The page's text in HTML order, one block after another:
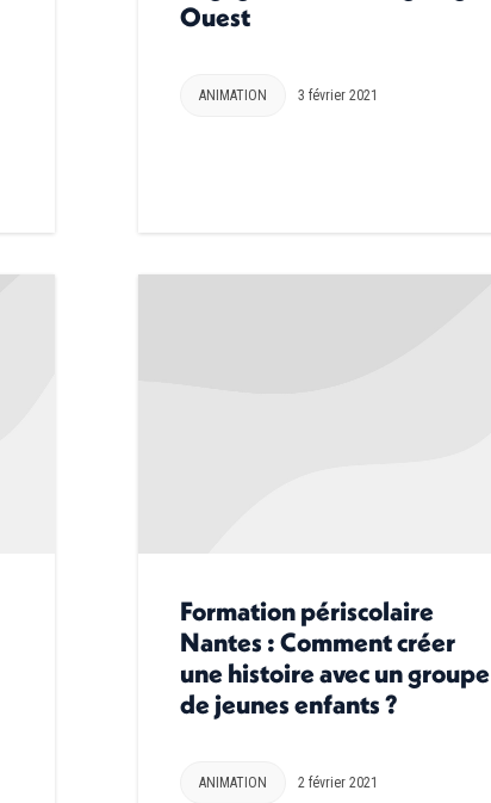
Ouest
ANIMATION 3 février 2021
Formation périscolaire
Nantes : Comment créer
une histoire avec un groupe
de jeunes enfants ?
ANIMATION 2 février 2021